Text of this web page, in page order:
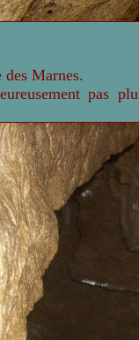
des Marnes.
pas